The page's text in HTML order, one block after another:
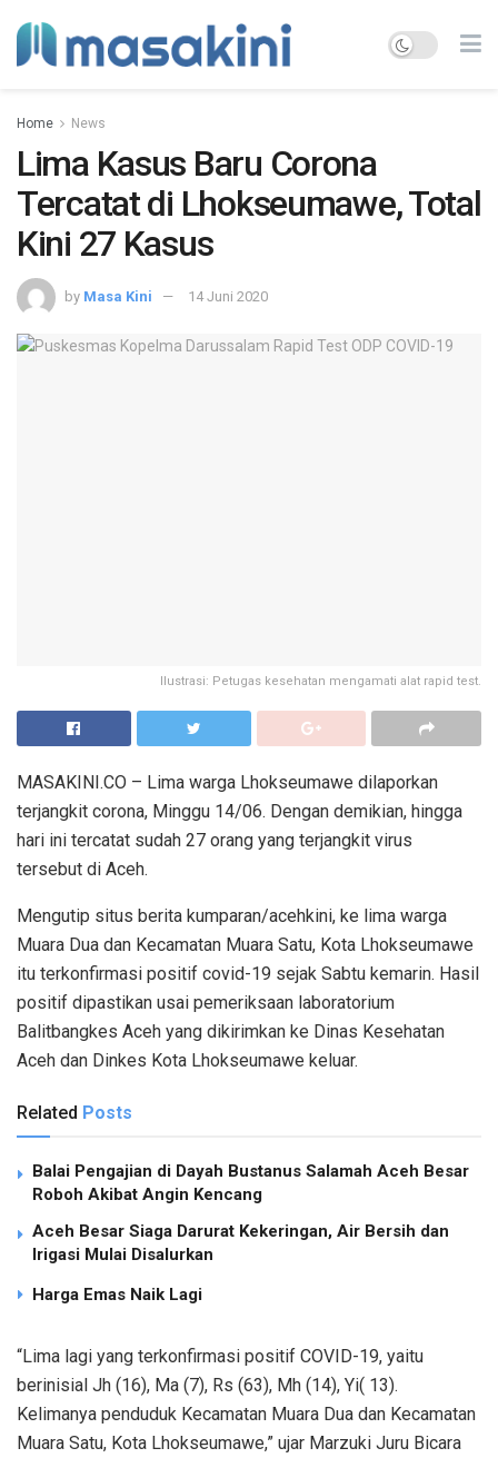
Home News
Lima Kasus Baru Corona
Tercatat di Lhokseumawe, Total
Kini 27 Kasus
by Masa Kini 14 Juni 2020
Ilustrasi: Petugas kesehatan mengamati alat rapid test.
MASAKINI.CO – Lima warga Lhokseumawe dilaporkan
terjangkit corona, Minggu 14/06. Dengan demikian, hingga
hari ini tercatat sudah 27 orang yang terjangkit virus
tersebut di Aceh.
Mengutip situs berita kumparan/acehkini, ke lima warga
Muara Dua dan Kecamatan Muara Satu, Kota Lhokseumawe
itu terkonfirmasi positif covid-19 sejak Sabtu kemarin. Hasil
positif dipastikan usai pemeriksaan laboratorium
Balitbangkes Aceh yang dikirimkan ke Dinas Kesehatan
Aceh dan Dinkes Kota Lhokseumawe keluar.
Related Posts
Balai Pengajian di Dayah Bustanus Salamah Aceh Besar
Roboh Akibat Angin Kencang
Aceh Besar Siaga Darurat Kekeringan, Air Bersih dan
Irigasi Mulai Disalurkan
Harga Emas Naik Lagi
“Lima lagi yang terkonfirmasi positif COVID-19, yaitu
berinisial Jh (16), Ma (7), Rs (63), Mh (14), Yi( 13).
Kelimanya penduduk Kecamatan Muara Dua dan Kecamatan
Muara Satu, Kota Lhokseumawe,” ujar Marzuki Juru Bicara